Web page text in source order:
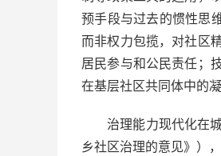
预手段与过去的惯性思
而非权力包揽，对社区
居民参与和公民责任
在基层社区共同体中的
治理能力现代化在
乡社区治理的意见》）